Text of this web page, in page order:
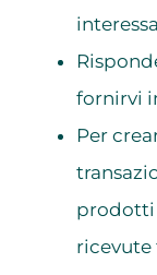
fornirvi
Per
prodotti
ricevute